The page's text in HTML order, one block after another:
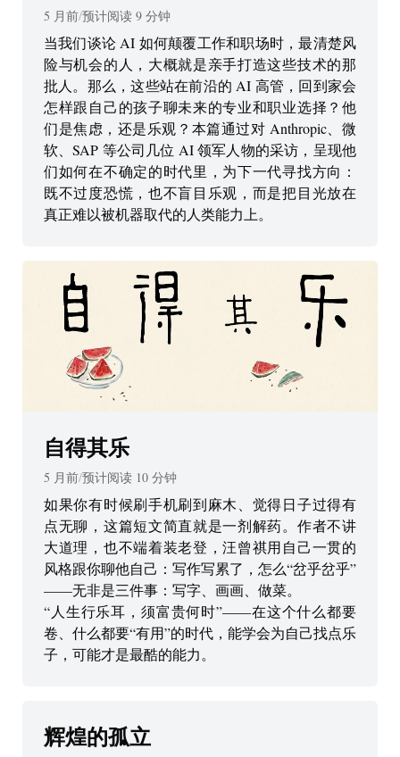
5 月前/预计阅读 9 分钟
当我们谈论 AI 如何颠覆工作和职场时，最清楚风
险与机会的人，大概就是亲手打造这些技术的那
批人。那么，这些站在前沿的 AI 高管，回到家会
怎样跟自己的孩子聊未来的专业和职业选择？他
们是焦虑，还是乐观？本篇通过对 Anthropic、微
软、SAP 等公司几位 AI 领军人物的采访，呈现他
们如何在不确定的时代里，为下一代寻找方向：
既不过度恐慌，也不盲目乐观，而是把目光放在
真正难以被机器取代的人类能力上。
自得其乐
5 月前/预计阅读 10 分钟
如果你有时候刷手机刷到麻木、觉得日子过得有
点无聊，这篇短文简直就是一剂解药。作者不讲
大道理，也不端着装老登，汪曾祺用自己一贯的
风格跟你聊他自己：写作写累了，怎么“岔乎岔乎”
——无非是三件事：写字、画画、做菜。
“人生行乐耳，须富贵何时”——在这个什么都要
卷、什么都要“有用”的时代，能学会为自己找点乐
子，可能才是最酷的能力。
辉煌的孤立